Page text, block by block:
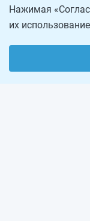
Нажимая
их